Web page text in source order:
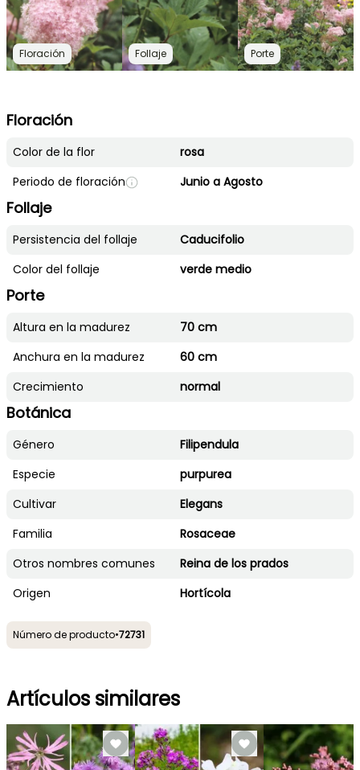
Floración Follaje Porte
Floración
Color de la flor
rosa
Periodo de floración
Junio a Agosto
Follaje
Persistencia del follaje
Caducifolio
Color del follaje
verde medio
Porte
Altura en la madurez
70 cm
Anchura en la madurez
60 cm
Crecimiento
normal
Botánica
Género
Filipendula
Especie
purpurea
Cultivar
Elegans
Familia
Rosaceae
Otros nombres comunes
Reina de los prados
Origen
Hortícola
Número de producto•72731
Artículos similares